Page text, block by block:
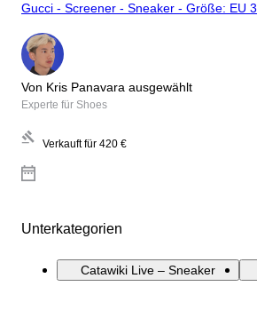
Gucci - Screener - Sneaker - Größe: EU
Von Kris Panavara ausgewählt
Experte für Shoes
Verkauft für 420 €
Unterkategorien
Catawiki Live – Sneaker